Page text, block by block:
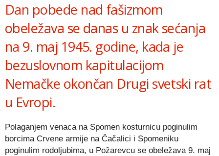
Dan pobede nad fašizmom
obeležava se danas u znak sećanja
na 9. maj 1945. godine, kada je
bezuslovnom kapitulacijom
Nemačke okončan Drugi svetski rat
u Evropi.
Polaganjem venaca na Spomen kosturnicu poginulim
borcima Crvene armije na Čačalici i Spomeniku
poginulim rodoljubima, u Požarevcu se obeležava 9. maj